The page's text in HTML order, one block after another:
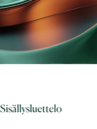
Sisällysluettelo